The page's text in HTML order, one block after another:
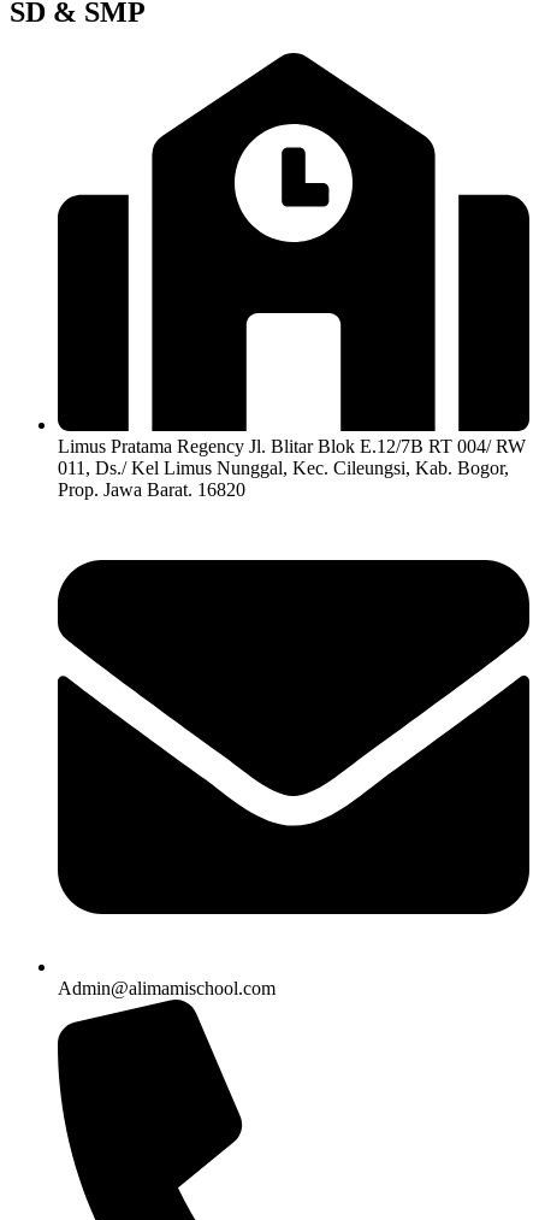
SD & SMP
Limus Pratama Regency Jl. Blitar Blok E.12/7B RT 004/ RW
011, Ds./ Kel Limus Nunggal, Kec. Cileungsi, Kab. Bogor,
Prop. Jawa Barat. 16820
Admin@alimamischool.com